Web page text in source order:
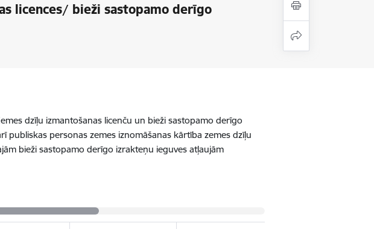
licences/ bieži sastopamo derīgo
dzīļu izmantošanas licenču un bieži sastopamo derīgo
publiskas personas zemes iznomāšanas kārtība zemes dzīļu
bieži sastopamo derīgo izrakteņu ieguves atļaujām